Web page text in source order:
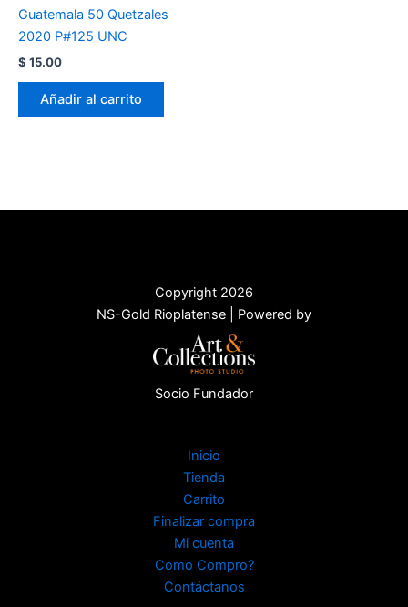
Guatemala 50 Quetzales
2020 P#125 UNC
$ 15.00
Añadir al carrito
Copyright 2026
NS-Gold Rioplatense | Powered by
Socio Fundador
Inicio
Tienda
Carrito
Finalizar compra
Mi cuenta
Como Compro?
Contáctanos